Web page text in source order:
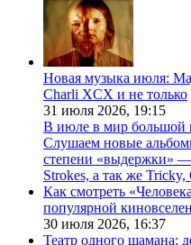
Новая музыка июля:
Charli XCX и не только
31 июля 2026, 19:15
В июле в мир большой
Слушаем новые
степени «выдержки»
Strokes, а так же
Как смотреть
популярной
30 июля 2026, 16:37
Театр одного шамана: